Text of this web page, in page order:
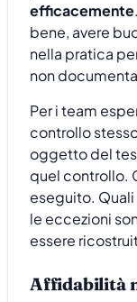
efficacemente
bene, avere
nella pratica
non
Per i team
controllo
oggetto del
quel controllo.
eseguito.
le eccezioni
essere
Affidabilità